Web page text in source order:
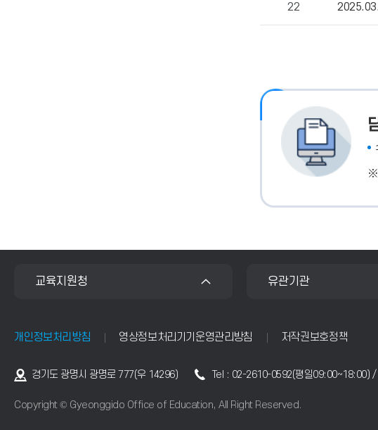
수
인
할
수
22
교육지원청 유관기관
개인정보처리방침 영상정보처리기기운영관리방침 저작권보호정책
주
경기도 광명시 광명로 777(우 14296) Tel : 02-2610-0592(평일09:00~18:00)
Copyright © Gyeonggido Office of Education, All Right Reserved.